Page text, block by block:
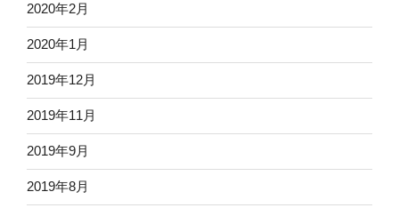
2020年2月
2020年1月
2019年12月
2019年11月
2019年9月
2019年8月